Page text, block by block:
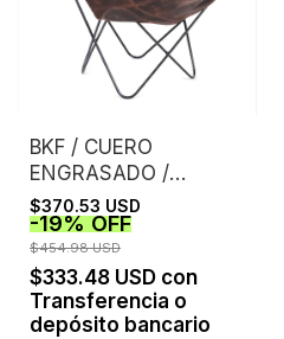
BKF / CUERO
ENGRASADO /
CHOCOLATE
$370.53 USD
-19%OFF
$454.98 USD
$333.48 USD con
Transferencia o
depósito bancario